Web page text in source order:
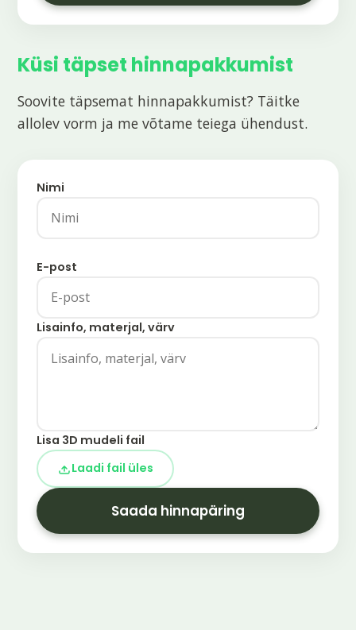
€0.00
See on ligikaudne hinnang. Lõplik hind võib
erineda sõltuvalt detailsuse tasemest ja
Küsi täpset hinnapakkumist
Soovite täpsemat hinnapakkumist? Täitke
allolev vorm ja me võtame teiega ühendust.
Nimi
E-post
Lisainfo, materjal, värv
Lisa 3D mudeli fail
Laadi fail üles
Saada hinnapäring